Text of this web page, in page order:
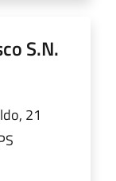
S.N.
21